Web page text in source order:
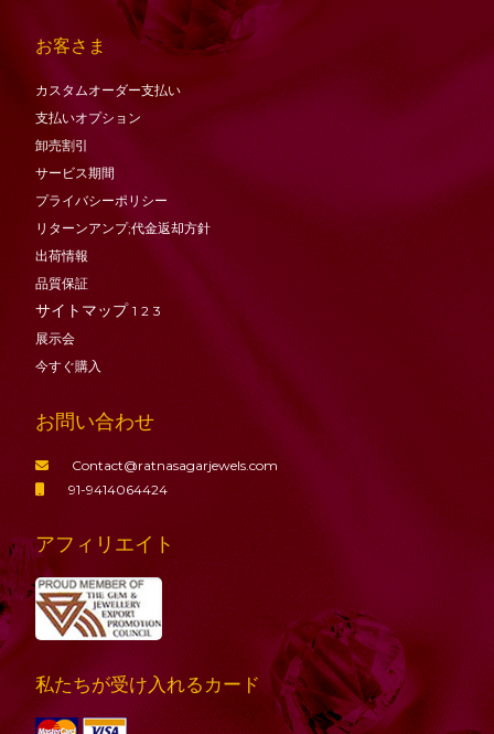
お客さま
カスタムオーダー支払い
支払いオプション
卸売割引
サービス期間
プライバシーポリシー
リターンアンプ;代金返却方針
出荷情報
品質保証
サイトマップ 1 2 3
展示会
今すぐ購入
お問い合わせ
Contact@ratnasagarjewels.com
91-9414064424
アフィリエイト
私たちが受け入れるカード